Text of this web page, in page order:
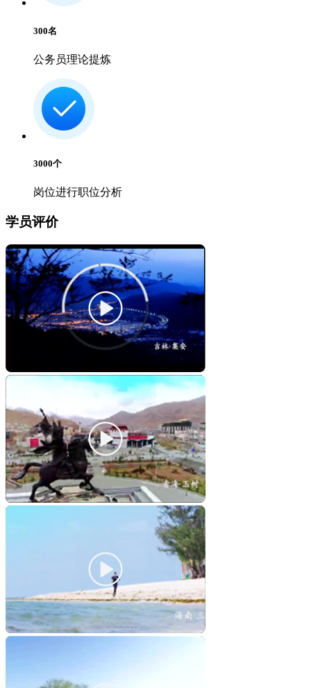
300名
公务员理论提炼
3000个
岗位进行职位分析
学员评价